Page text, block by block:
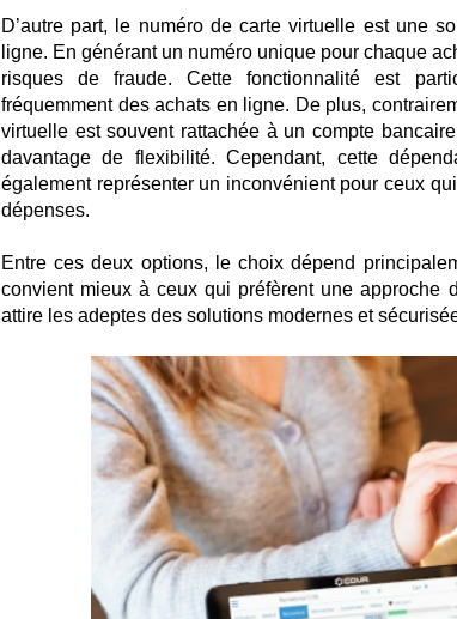
D’autre part, le numéro de carte virtuelle est une
ligne. En générant un numéro unique pour chaque
risques de fraude. Cette fonctionnalité est
fréquemment des achats en ligne. De plus,
virtuelle est souvent rattachée à un compte
davantage de flexibilité. Cependant, cette
également représenter un inconvénient pour ceux
dépenses.
Entre ces deux options, le choix dépend
convient mieux à ceux qui préfèrent une approche
attire les adeptes des solutions modernes et